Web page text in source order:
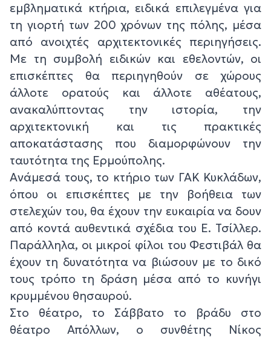
εμβληματικά κτήρια, ειδικά επιλεγμένα για
τη γιορτή των 200 χρόνων της πόλης, μέσα
από ανοιχτές αρχιτεκτονικές περιηγήσεις.
Με τη συμβολή ειδικών και εθελοντών, οι
επισκέπτες θα περιηγηθούν σε χώρους
άλλοτε ορατούς και άλλοτε αθέατους,
ανακαλύπτοντας την ιστορία, την
αρχιτεκτονική και τις πρακτικές
αποκατάστασης που διαμορφώνουν την
ταυτότητα της Ερμούπολης.
Ανάμεσά τους, το κτήριο των ΓΑΚ Κυκλάδων,
όπου οι επισκέπτες με την βοήθεια των
στελεχών του, θα έχουν την ευκαιρία να δουν
από κοντά αυθεντικά σχέδια του Ε. Τσίλλερ.
Παράλληλα, οι μικροί φίλοι του Φεστιβάλ θα
έχουν τη δυνατότητα να βιώσουν με το δικό
τους τρόπο τη δράση μέσα από το κυνήγι
κρυμμένου θησαυρού.
Στο θέατρο, το Σάββατο το βράδυ στο
θέατρο Απόλλων, ο συνθέτης Νίκος